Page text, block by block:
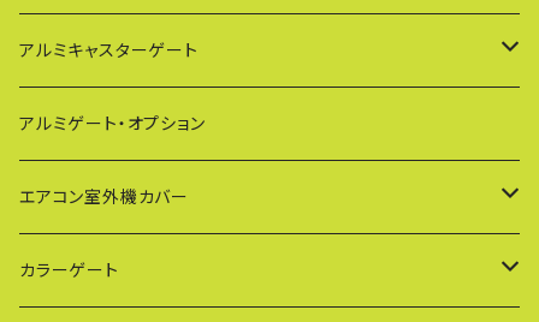
アルミキャスターゲート
EXG（傾斜地対応アルミゲート）
PXG（EXG廉価版/傾斜地対応アルミゲート）
BXGシリーズ（傾斜地対応/家庭用アルミゲート）
アルミゲート・オプション
エアコン室外機カバー
通常サイズ KB90
カラーゲート